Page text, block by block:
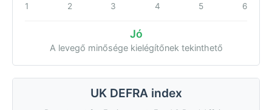
1 2 3 4 5 6
Jó
A levegő minősége kielégítőnek tekinthető
UK DEFRA index